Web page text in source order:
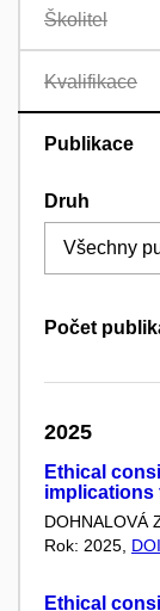
Školitel
Kvalifikace
Publikace
Druh
Počet
2025
Ethical
implications
DOHNALOVÁ
Rok: 2025, DOI
Ethical